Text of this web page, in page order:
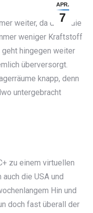
APR.
7
weiter, da durch die
weniger Kraftstoff
hingegen weiter
überversorgt.
knapp, denn
untergebracht
zu einem virtuellen
die USA und
Hin und
doch fast überall der